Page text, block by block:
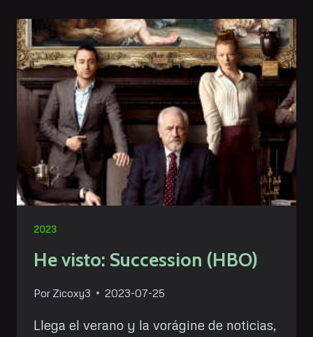
2023
He visto: Succession (HBO)
Por Zicoxy3 2023-07-25
Llega el verano y la vorágine de noticias,